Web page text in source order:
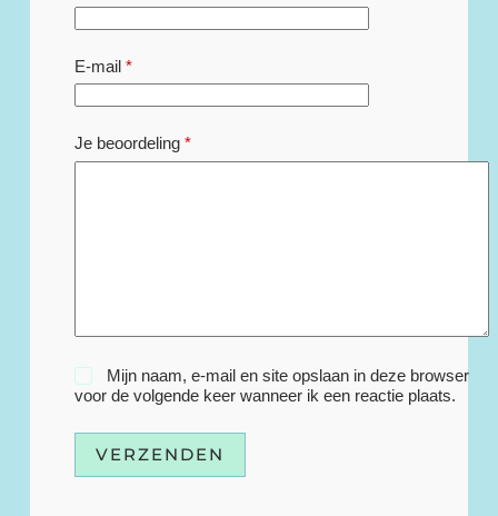
E-mail*
Je beoordeling *
Mijn naam, e-mail en site opslaan in deze browser
voor de volgende keer wanneer ik een reactie plaats.
VERZENDEN